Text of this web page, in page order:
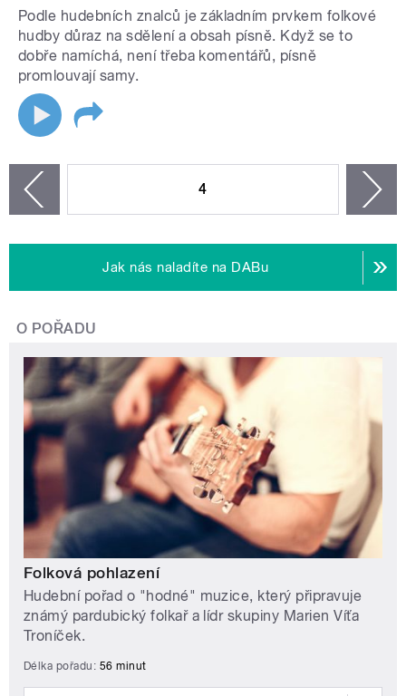
Podle hudebních znalců je základním prvkem folkové
hudby důraz na sdělení a obsah písně. Když se to
dobře namíchá, není třeba komentářů, písně
promlouvají samy.
4
Jak nás naladíte na DABu
O POŘADU
Folková pohlazení
Hudební pořad o "hodné" muzice, který připravuje
známý pardubický folkař a lídr skupiny Marien Víťa
Troníček.
Délka pořadu: 56 minut